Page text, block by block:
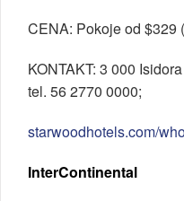
CENA: Pokoje od $329
KONTAKT: 3 000
tel. 56 2770 0000;
starwoodhotels.com/
InterContinental